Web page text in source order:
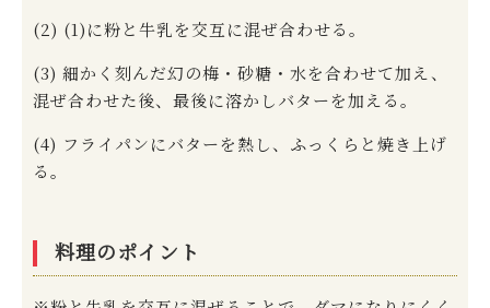
(2) (1)に粉と牛乳を交互に混ぜ合わせる。
(3) 細かく刻んだ幻の梅・砂糖・水を合わせて加え、
混ぜ合わせた後、最後に溶かしバターを加える。
(4) フライパンにバターを熱し、ふっくらと焼き上げ
る。
料理のポイント